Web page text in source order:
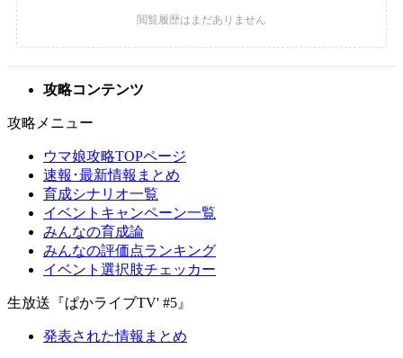
攻略コンテンツ
攻略メニュー
ウマ娘攻略TOPページ
速報･最新情報まとめ
育成シナリオ一覧
イベントキャンペーン一覧
みんなの育成論
みんなの評価点ランキング
イベント選択肢チェッカー
生放送『ぱかライブTV' #5』
発表された情報まとめ